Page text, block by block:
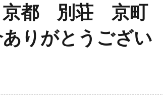
京都 別荘 京町
りがとうござい